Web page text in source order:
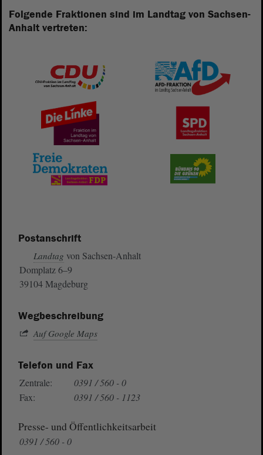
Folgende Fraktionen sind im Landtag von Sachsen-
Anhalt vertreten:
Postanschrift
Landtag von Sachsen-Anhalt
Domplatz 6–9
39104 Magdeburg
Wegbeschreibung
Auf Google Maps
Telefon und Fax
Zentrale:
0391 / 560 - 0
Fax:
0391 / 560 - 1123
Presse- und Öffentlichkeitsarbeit
0391 / 560 - 0